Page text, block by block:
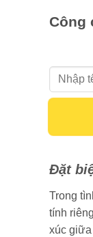
Công
Đặt
Trong
tính
xúc